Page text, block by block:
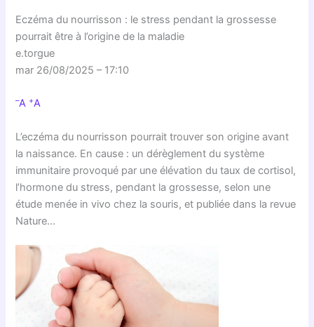
Eczéma du nourrisson : le stress pendant la grossesse
pourrait être à l’origine de la maladie
e.torgue
mar 26/08/2025 – 17:10
–A +A
L’eczéma du nourrisson pourrait trouver son origine avant
la naissance. En cause : un dérèglement du système
immunitaire provoqué par une élévation du taux de cortisol,
l’hormone du stress, pendant la grossesse, selon une
étude menée in vivo chez la souris, et publiée dans la revue
Nature…